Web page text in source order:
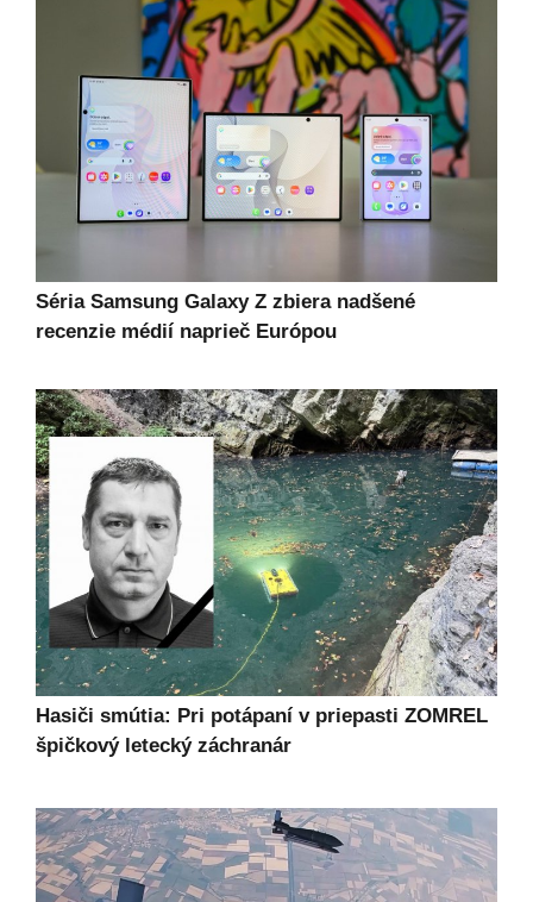
Séria Samsung Galaxy Z zbiera nadšené
recenzie médií naprieč Európou
Hasiči smútia: Pri potápaní v priepasti ZOMREL
špičkový letecký záchranár